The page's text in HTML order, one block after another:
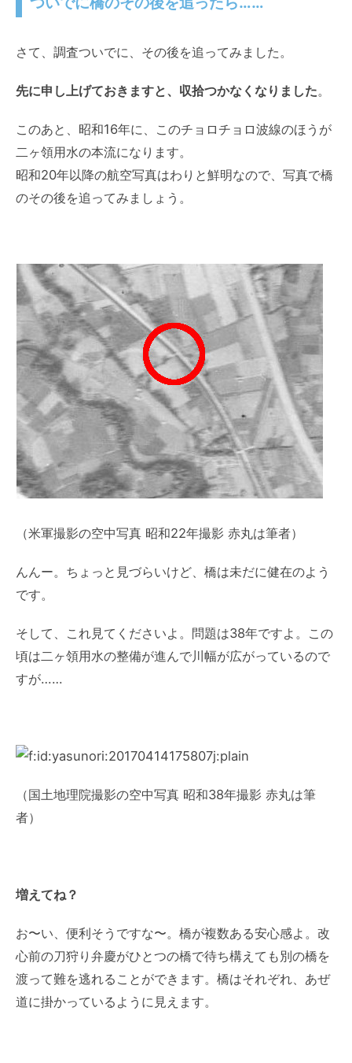
さて、調査ついでに、その後を追ってみました。
先に申し上げておきますと、収拾つかなくなりました。
このあと、昭和16年に、このチョロチョロ波線のほうが
二ヶ領用水の本流になります。
昭和20年以降の航空写真はわりと鮮明なので、写真で橋
のその後を追ってみましょう。
（米軍撮影の空中写真 昭和22年撮影 赤丸は筆者）
んんー。ちょっと見づらいけど、橋は未だに健在のよう
です。
そして、これ見てくださいよ。問題は38年ですよ。この
頃は二ヶ領用水の整備が進んで川幅が広がっているので
すが……
（国土地理院撮影の空中写真 昭和38年撮影 赤丸は筆
者）
増えてね？
お〜い、便利そうですな〜。橋が複数ある安心感よ。改
心前の刀狩り弁慶がひとつの橋で待ち構えても別の橋を
渡って難を逃れることができます。橋はそれぞれ、あぜ
道に掛かっているように見えます。